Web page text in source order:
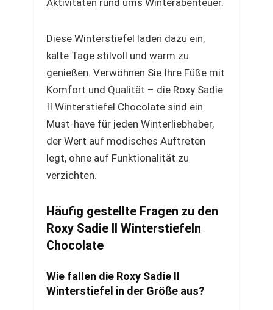
Aktivitäten rund ums Winterabenteuer.
Diese Winterstiefel laden dazu ein,
kalte Tage stilvoll und warm zu
genießen. Verwöhnen Sie Ihre Füße mit
Komfort und Qualität – die Roxy Sadie
II Winterstiefel Chocolate sind ein
Must-have für jeden Winterliebhaber,
der Wert auf modisches Auftreten
legt, ohne auf Funktionalität zu
verzichten.
Häufig gestellte Fragen zu den
Roxy Sadie II Winterstiefeln
Chocolate
Wie fallen die Roxy Sadie II
Winterstiefel in der Größe aus?